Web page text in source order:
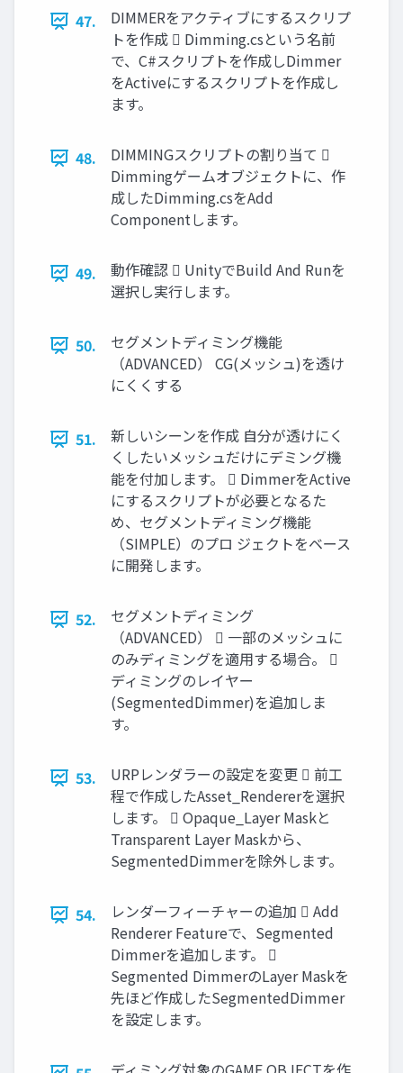
47.
DIMMERをアクティブにするスクリプ
トを作成  Dimming.csという名前
で、C#スクリプトを作成しDimmer
をActiveにするスクリプトを作成し
ます。
48.
DIMMINGスクリプトの割り当て 
Dimmingゲームオブジェクトに、作
成したDimming.csをAdd
Componentします。
49.
動作確認  UnityでBuild And Runを
選択し実行します。
50.
セグメントディミング機能
（ADVANCED） CG(メッシュ)を透け
にくくする
51.
新しいシーンを作成 自分が透けにく
くしたいメッシュだけにデミング機
能を付加します。  DimmerをActive
にするスクリプトが必要となるた
め、セグメントディミング機能
（SIMPLE）のプロ ジェクトをベース
に開発します。
52.
セグメントディミング
（ADVANCED）  一部のメッシュに
のみディミングを適用する場合。 
ディミングのレイヤー
(SegmentedDimmer)を追加しま
す。
53.
URPレンダラーの設定を変更  前工
程で作成したAsset_Rendererを選択
します。  Opaque_Layer Maskと
Transparent Layer Maskから、
SegmentedDimmerを除外します。
54.
レンダーフィーチャーの追加  Add
Renderer Featureで、Segmented
Dimmerを追加します。 
Segmented DimmerのLayer Maskを
先ほど作成したSegmentedDimmer
を設定します。